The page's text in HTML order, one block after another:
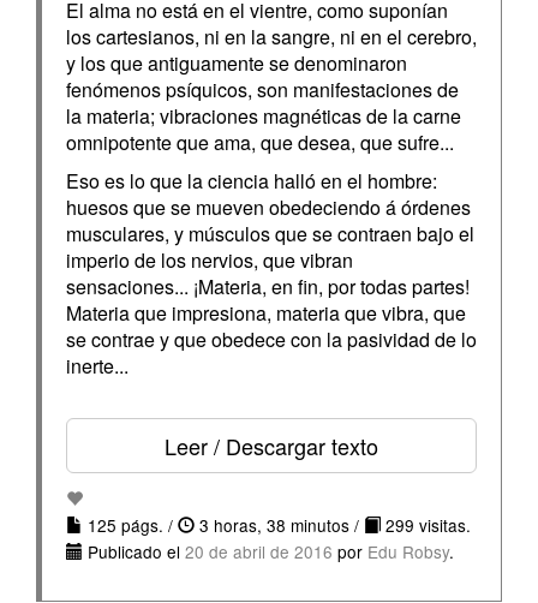
El alma no está en el vientre, como suponían
los cartesianos, ni en la sangre, ni en el cerebro,
y los que antiguamente se denominaron
fenómenos psíquicos, son manifestaciones de
la materia; vibraciones magnéticas de la carne
omnipotente que ama, que desea, que sufre...
Eso es lo que la ciencia halló en el hombre:
huesos que se mueven obedeciendo á órdenes
musculares, y músculos que se contraen bajo el
imperio de los nervios, que vibran
sensaciones... ¡Materia, en fin, por todas partes!
Materia que impresiona, materia que vibra, que
se contrae y que obedece con la pasividad de lo
inerte...
Leer / Descargar texto
125 págs. / 3 horas, 38 minutos /
299 visitas.
Publicado el 20 de abril de 2016 por Edu Robsy.